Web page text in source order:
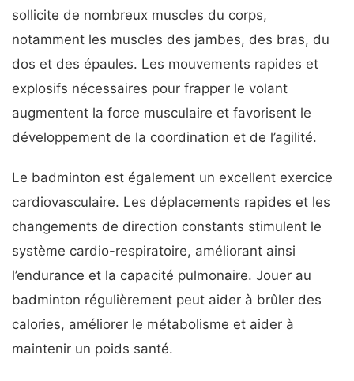
sollicite de nombreux muscles du corps,
notamment les muscles des jambes, des bras, du
dos et des épaules. Les mouvements rapides et
explosifs nécessaires pour frapper le volant
augmentent la force musculaire et favorisent le
développement de la coordination et de l’agilité.
Le badminton est également un excellent exercice
cardiovasculaire. Les déplacements rapides et les
changements de direction constants stimulent le
système cardio-respiratoire, améliorant ainsi
l’endurance et la capacité pulmonaire. Jouer au
badminton régulièrement peut aider à brûler des
calories, améliorer le métabolisme et aider à
maintenir un poids santé.